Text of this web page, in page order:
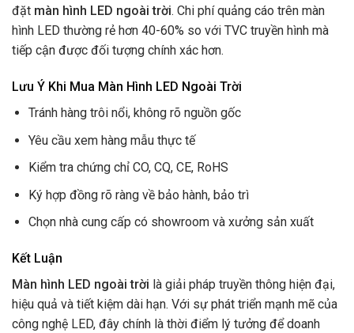
đặt màn hình LED ngoài trời. Chi phí quảng cáo trên màn
hình LED thường rẻ hơn 40-60% so với TVC truyền hình mà
tiếp cận được đối tượng chính xác hơn.
Lưu Ý Khi Mua Màn Hình LED Ngoài Trời
Tránh hàng trôi nổi, không rõ nguồn gốc
Yêu cầu xem hàng mẫu thực tế
Kiểm tra chứng chỉ CO, CQ, CE, RoHS
Ký hợp đồng rõ ràng về bảo hành, bảo trì
Chọn nhà cung cấp có showroom và xưởng sản xuất
Kết Luận
Màn hình LED ngoài trời là giải pháp truyền thông hiện đại,
hiệu quả và tiết kiệm dài hạn. Với sự phát triển mạnh mẽ của
công nghệ LED, đây chính là thời điểm lý tưởng để doanh